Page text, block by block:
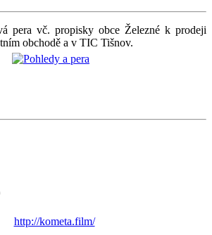
pera vč. propisky obce Železné k prodeji
obchodě a v TIC Tišnov.
http://kometa.film/